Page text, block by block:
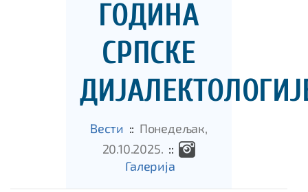
ГОДИНА
СРПСКЕ
Вести :: Понедељак,
20.10.2025. ::
Галеријa